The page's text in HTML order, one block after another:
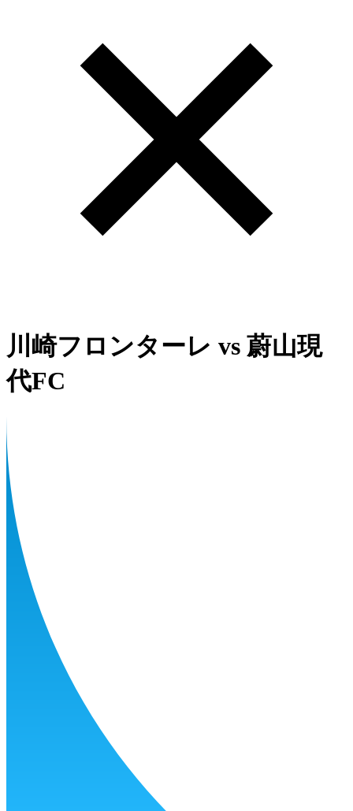
川崎フロンターレ vs 蔚山現
代FC